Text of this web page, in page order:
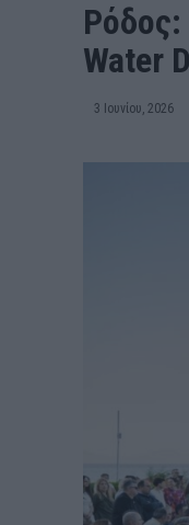
Ρόδος:
Water
3 Ιουνίου, 2026